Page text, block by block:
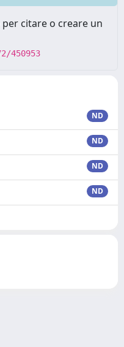
citare o creare un
450953
ND
ND
ND
ND